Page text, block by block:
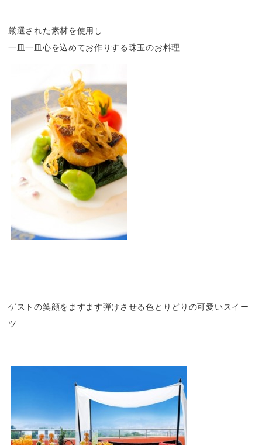
厳選された素材を使用し
一皿一皿心を込めてお作りする珠玉のお料理
ゲストの笑顔をますます弾けさせる色とりどりの可愛いスイー
ツ